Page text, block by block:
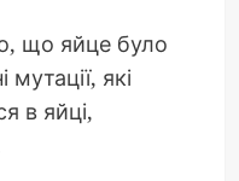
що яйце було
які
в яйці,